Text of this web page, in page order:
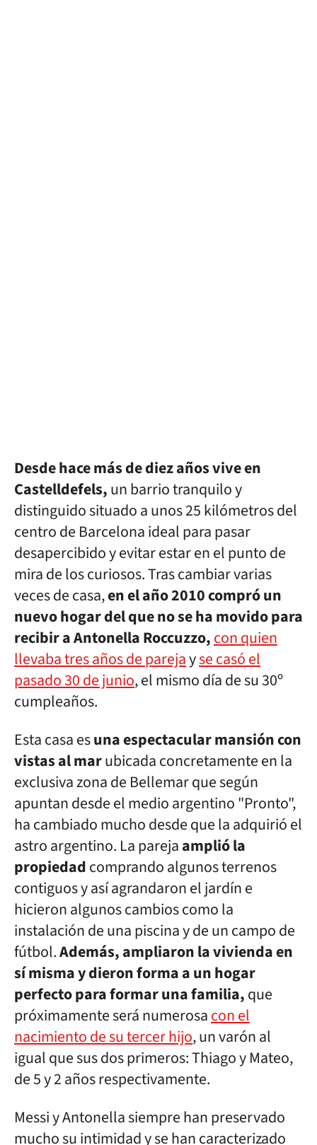
Desde hace más de diez años vive en
Castelldefels,un barrio tranquilo y
distinguido situado a unos 25 kilómetros del
centro de Barcelona ideal para pasar
desapercibido y evitar estar en el punto de
mira de los curiosos. Tras cambiar varias
veces de casa,en el año 2010 compró un
nuevo hogar del que no se ha movido para
recibir a Antonella Roccuzzo,con quien
llevaba tres años de parejayse casó el
pasado 30 de junio, el mismo día de su 30º
cumpleaños.
Esta casa esuna espectacular mansión con
vistas al marubicada concretamente en la
exclusiva zona de Bellemar que según
apuntan desde el medio argentino "Pronto",
ha cambiado mucho desde que la adquirió el
astro argentino. La parejaamplió la
propiedadcomprando algunos terrenos
contiguos y así agrandaron el jardín e
hicieron algunos cambios como la
instalación de una piscina y de un campo de
fútbol.Además, ampliaron la vivienda en
sí misma y dieron forma a un hogar
perfecto para formar una familia,que
próximamente será numerosacon el
nacimiento de su tercer hijo, un varón al
igual que sus dos primeros: Thiago y Mateo,
de 5 y 2 años respectivamente.
Messi y Antonella siempre han preservado
mucho su intimidad y se han caracterizado